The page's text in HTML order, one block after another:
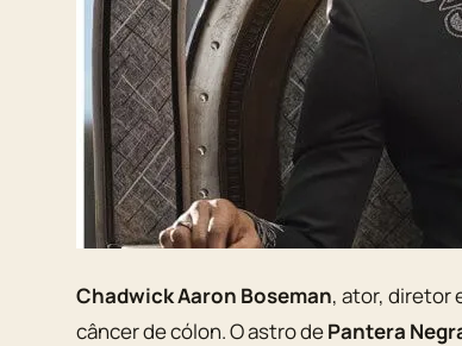
Chadwick Aaron Boseman, ator, diretor
câncer de cólon. O astro dePantera